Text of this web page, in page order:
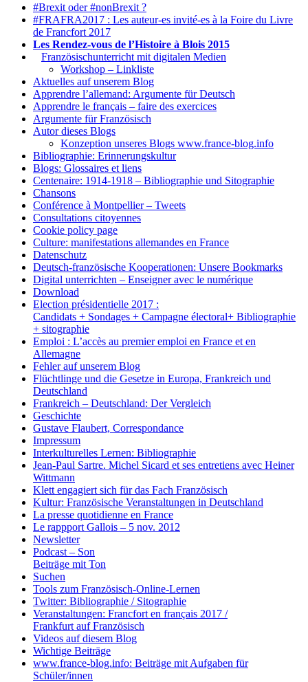
#Brexit oder #nonBrexit ?
#FRAFRA2017 : Les auteur-es invité-es à la Foire du Livre
de Francfort 2017
Les Rendez-vous de l’Histoire à Blois 2015
Französischunterricht mit digitalen Medien
Workshop – Linkliste
Aktuelles auf unserem Blog
Apprendre l’allemand: Argumente für Deutsch
Apprendre le français – faire des exercices
Argumente für Französisch
Autor dieses Blogs
Konzeption unseres Blogs www.france-blog.info
Bibliographie: Erinnerungskultur
Blogs: Glossaires et liens
Centenaire: 1914-1918 – Bibliographie und Sitographie
Chansons
Conférence à Montpellier – Tweets
Consultations citoyennes
Cookie policy page
Culture: manifestations allemandes en France
Datenschutz
Deutsch-französische Kooperationen: Unsere Bookmarks
Digital unterrichten – Enseigner avec le numérique
Download
Election présidentielle 2017 :
Candidats + Sondages + Campagne électoral+ Bibliographie
+ sitographie
Emploi : L’accès au premier emploi en France et en
Allemagne
Fehler auf unserem Blog
Flüchtlinge und die Gesetze in Europa, Frankreich und
Deutschland
Frankreich – Deutschland: Der Vergleich
Geschichte
Gustave Flaubert, Correspondance
Impressum
Interkulturelles Lernen: Bibliographie
Jean-Paul Sartre. Michel Sicard et ses entretiens avec Heiner
Wittmann
Klett engagiert sich für das Fach Französisch
Kultur: Französische Veranstaltungen in Deutschland
La presse quotidienne en France
Le rappport Gallois – 5 nov. 2012
Newsletter
Podcast – Son
Beiträge mit Ton
Suchen
Tools zum Französisch-Online-Lernen
Twitter: Bibliographie / Sitographie
Veranstaltungen: Francfort en français 2017 /
Frankfurt auf Französisch
Videos auf diesem Blog
Wichtige Beiträge
www.france-blog.info: Beiträge mit Aufgaben für
Schüler/innen